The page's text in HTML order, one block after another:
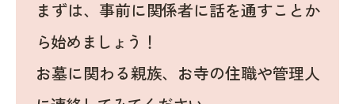
まずは、事前に関係者に話を通すことか
ら始めましょう！
お墓に関わる親族、お寺の住職や管理人